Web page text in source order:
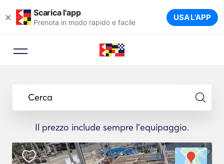
× Scarica l'app
Prenota in modo rapido e facile USA L'APP
Cerca
Il prezzo include sempre l'equipaggio.
Lasci che un esperto di viaggi le
suggerisca gli yacht ideali per il suo
viaggio.